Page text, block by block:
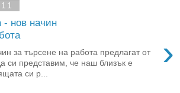
- нов начин
›
за търсене на работа предлагат от
си представим, че наш близък е
си р...